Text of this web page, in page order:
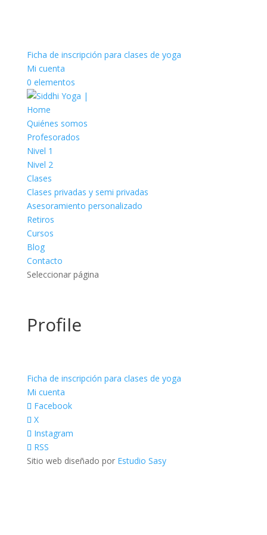
Ficha de inscripción para clases de yoga
Mi cuenta
0 elementos
Home
Quiénes somos
Profesorados
Nivel 1
Nivel 2
Clases
Clases privadas y semi privadas
Asesoramiento personalizado
Retiros
Cursos
Blog
Contacto
Seleccionar página
Profile
Ficha de inscripción para clases de yoga
Mi cuenta
Facebook
X
Instagram
RSS
Sitio web diseñado por Estudio Sasy